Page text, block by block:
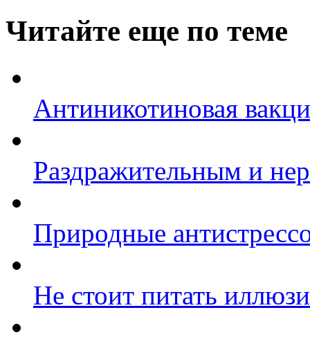
Читайте еще по теме
Антиникотиновая
Раздражительным и
Природные
Не стоит питать